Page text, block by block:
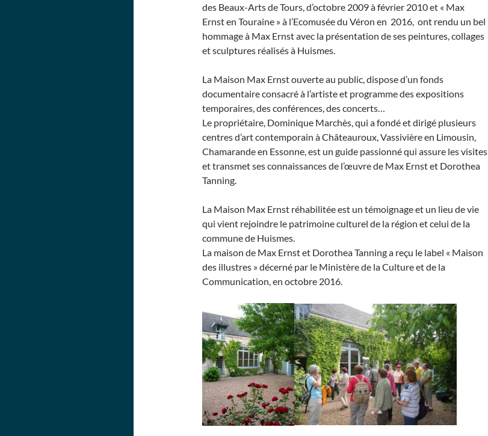
des Beaux-Arts de Tours, d’octobre 2009 à février 2010 et « Max
Ernst en Touraine » à l’Ecomusée du Véron en 2016, ont rendu un bel
hommage à Max Ernst avec la présentation de ses peintures, collages
et sculptures réalisés à Huismes.
La Maison Max Ernst ouverte au public, dispose d’un fonds
documentaire consacré à l’artiste et programme des expositions
temporaires, des conférences, des concerts…
Le propriétaire, Dominique Marchès, qui a fondé et dirigé plusieurs
centres d’art contemporain à Châteauroux, Vassivière en Limousin,
Chamarande en Essonne, est un guide passionné qui assure les visites
et transmet ses connaissances de l’œuvre de Max Ernst et Dorothea
Tanning.
La Maison Max Ernst réhabilitée est un témoignage et un lieu de vie
qui vient rejoindre le patrimoine culturel de la région et celui de la
commune de Huismes.
La maison de Max Ernst et Dorothea Tanning a reçu le label « Maison
des illustres » décerné par le Ministère de la Culture et de la
Communication, en octobre 2016.